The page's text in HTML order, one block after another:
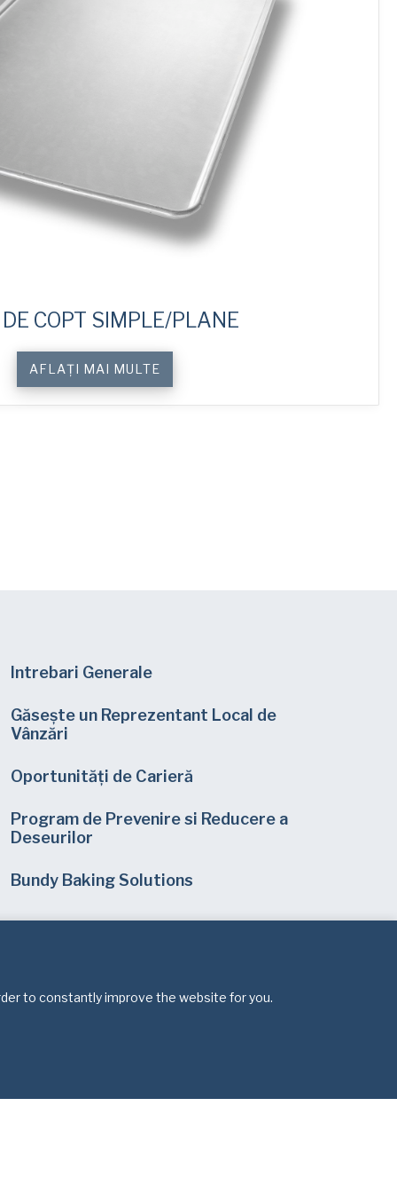
COPT SIMPLE/PLANE
Custom
Sheet
Trays
AFLAȚI MAI MULTE
Intrebari Generale
Găsește un Reprezentant Local de
Vânzări
Oportunități de Carieră
Program de Prevenire si Reducere a
Deseurilor
Bundy Baking Solutions
to constantly improve the website for you.